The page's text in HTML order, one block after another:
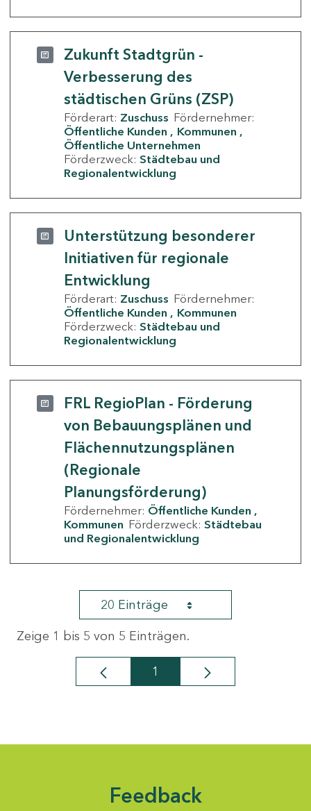
Zukunft Stadtgrün -
Verbesserung des
städtischen Grüns (ZSP)
Förderart: Zuschuss Fördernehmer:
Öffentliche Kunden
Kommunen
Öffentliche Unternehmen
Förderzweck: Städtebau und
Regionalentwicklung
Unterstützung besonderer
Initiativen für regionale
Entwicklung
Förderart: Zuschuss Fördernehmer:
Öffentliche Kunden
Kommunen
Förderzweck: Städtebau und
Regionalentwicklung
FRL RegioPlan - Förderung
von Bebauungsplänen und
Flächennutzungsplänen
(Regionale
Planungsförderung)
Fördernehmer: Öffentliche Kunden
Kommunen Förderzweck: Städtebau
und Regionalentwicklung
20 Einträge
Zeige 1 bis 5 von 5 Einträgen.
Seite
1
Feedback